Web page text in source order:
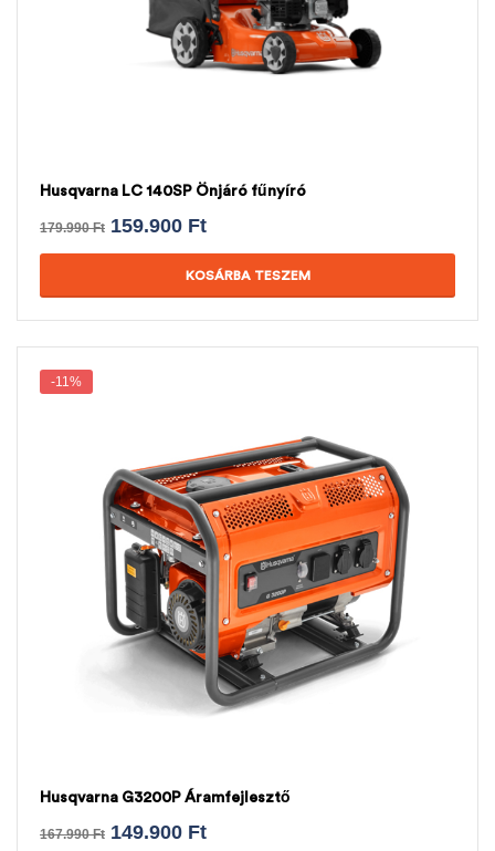
Husqvarna LC 140SP Önjáró fűnyíró
179.990Ft 159.900 Ft
KOSÁRBA TESZEM
-11%
Husqvarna G3200P Áramfejlesztő
167.990Ft 149.900 Ft